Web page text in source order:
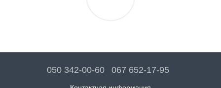
050 342-00-60 067 652-17-95